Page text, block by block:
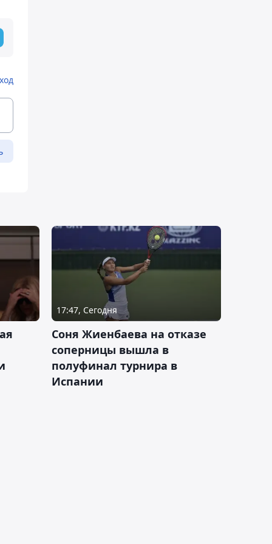
17:47, Сегодня
Соня Жиенбаева на отказе
соперницы вышла в
полуфинал турнира в
Испании